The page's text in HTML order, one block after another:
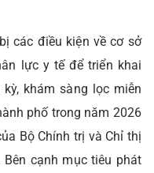
các điều kiện về cơ sở
lực y tế để triển khai
khám sàng lọc miễn
phố trong năm 2026
Bộ Chính trị và Chỉ thị
cạnh mục tiêu phát